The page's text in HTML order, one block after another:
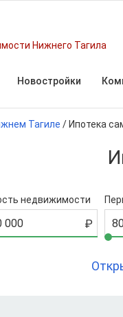
Нижнего Тагила
Новостройки
Тагиле / Ипотека
недвижимости